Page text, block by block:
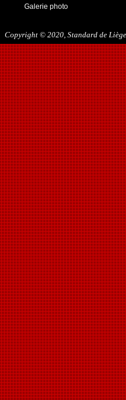
Galerie photo
Copyright © 2020, Standard de Liège